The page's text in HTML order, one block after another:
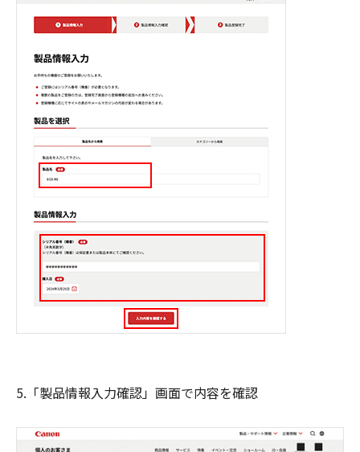
5.「製品情報入力確認」画面で内容を確認